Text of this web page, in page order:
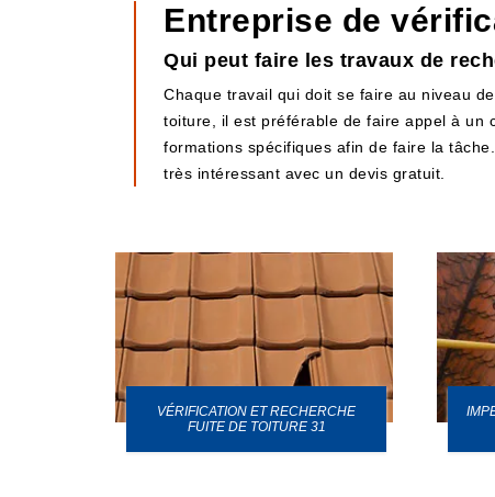
Entreprise de
Qui peut faire les travaux de
Chaque travail qui doit se faire au niveau
toiture, il est préférable de faire appel à un
formations spécifiques afin de faire la
très intéressant avec un devis gratuit.
VÉRIFICATION ET RECHERCHE
FUITE DE TOITURE 31